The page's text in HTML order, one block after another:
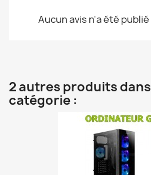
Aucun avis n'a été
2 autres produits
catégorie :